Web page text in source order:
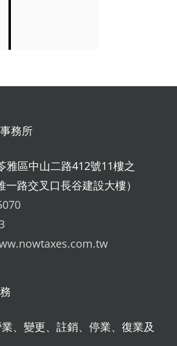
務所
雅區中山二路412號11樓之
路交叉口長谷建設大樓）
、變更、註銷、停業、復業及